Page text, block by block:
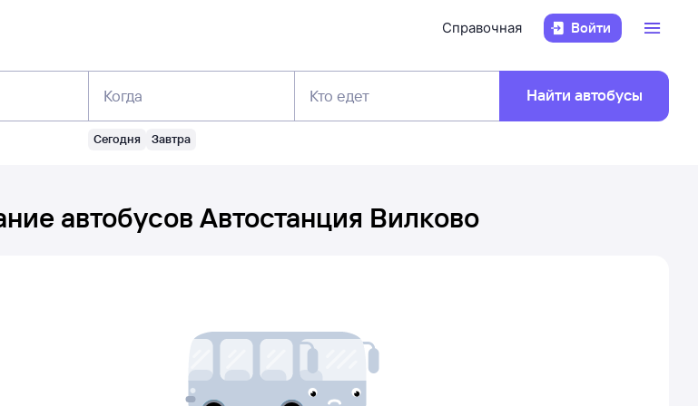
Справочная Войти
Когда
Сегодня Завтра
Кто едет Найти автобусы
автобусов Автостанция Вилково